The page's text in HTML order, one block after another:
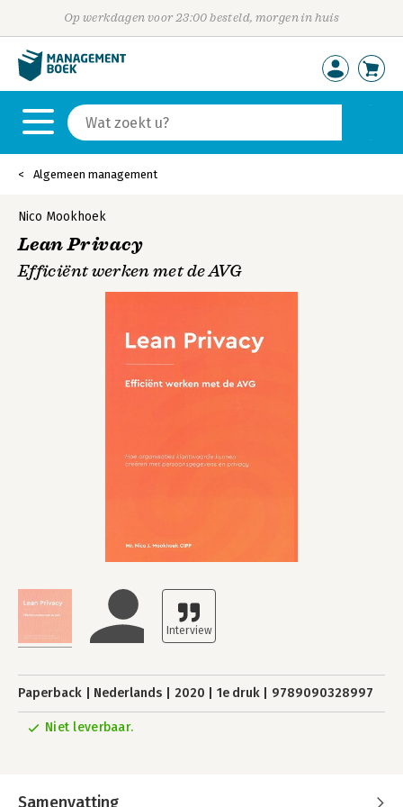
Op werkdagen voor 23:00 besteld, morgen in huis
Algemeen management
Nico Mookhoek
Lean Privacy
Efficiënt werken met de AVG
Paperback Nederlands 2020 1e druk 9789090328997
Niet leverbaar.
Samenvatting